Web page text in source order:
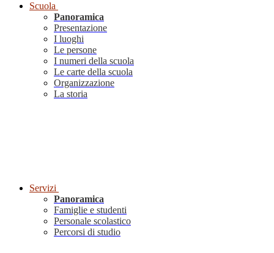
Scuola
Panoramica
Presentazione
I luoghi
Le persone
I numeri della scuola
Le carte della scuola
Organizzazione
La storia
Servizi
Panoramica
Famiglie e studenti
Personale scolastico
Percorsi di studio